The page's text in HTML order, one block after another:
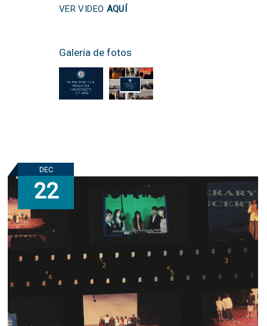
VER VIDEO AQUÍ
Galería de fotos
DEC
22